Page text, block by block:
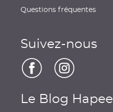
Questions fréquentes
Suivez-nous
Le Blog Hapee